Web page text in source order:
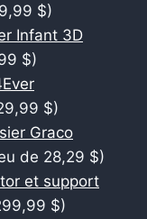
$)
Infant 3D
$)
$)
Graco
de 28,29 $)
et support
$)